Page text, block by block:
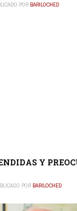
POR BARILOCHED
Y
POR BARILOCHED